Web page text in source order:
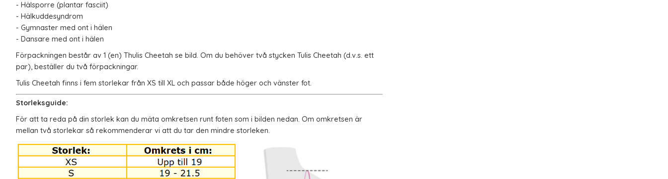
- Hälsporre (plantar fasciit)
- Hälkuddesyndrom
- Gymnaster med ont i hälen
- Dansare med ont i hälen
Förpackningen består av 1 (en) Thulis Cheetah se bild. Om du behöver två stycken Tulis Cheetah (d.v.s. ett
par), beställer du två förpackningar.
Tulis Cheetah finns i fem storlekar från XS till XL och passar både höger och vänster fot.
Storleksguide:
För att ta reda på din storlek kan du mäta omkretsen runt foten som i bilden nedan. Om omkretsen är
mellan två storlekar så rekommenderar vi att du tar den mindre storleken.